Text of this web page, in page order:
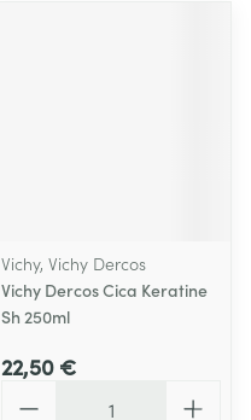
Vichy, Vichy Dercos
Vichy Dercos Cica Keratine
Sh 250ml
22,50 €